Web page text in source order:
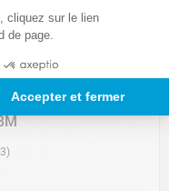
3180
SOL BOIS
O'BYA NEBRASKA -
3)
cliquez sur le lien
de page.
Accepter et fermer